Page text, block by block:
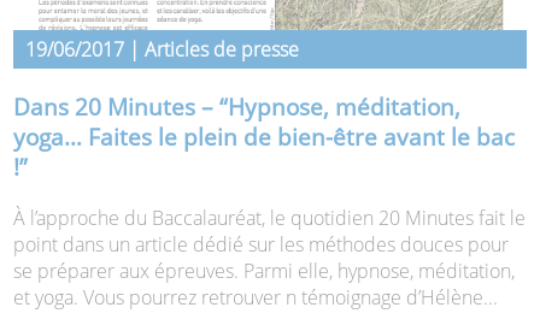
19/06/2017 | Articles de presse
Dans 20 Minutes – “Hypnose, méditation,
yoga… Faites le plein de bien-être avant le bac
!”
À l’approche du Baccalauréat, le quotidien 20 Minutes fait le
point dans un article dédié sur les méthodes douces pour
se préparer aux épreuves. Parmi elle, hypnose, méditation,
et yoga. Vous pourrez retrouver n témoignage d’Hélène...